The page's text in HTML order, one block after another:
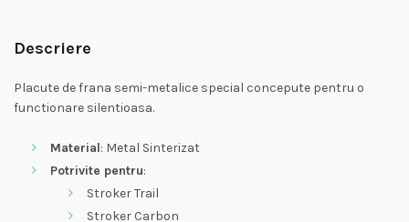
Descriere
Placute de frana semi-metalice special concepute pentru o
functionare silentioasa.
Material: Metal Sinterizat
Potrivite pentru:
Stroker Trail
Stroker Carbon